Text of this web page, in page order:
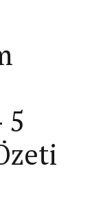
5